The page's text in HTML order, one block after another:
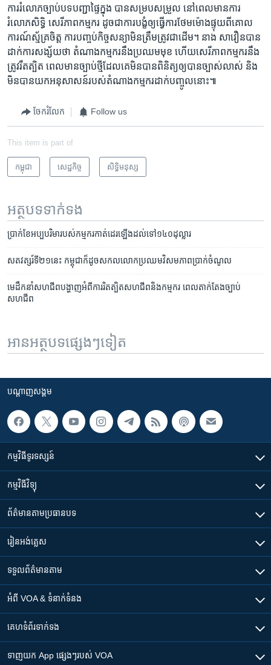
ការ​រំលោភ​ច្បាប់​បទ​បញ្ជា​ផ្ទៃក្នុង ​បាន​សម្រប​សម្រួល ​នៅ​ពេល​មាន​ការ​
រំលោភ​សិទ្ធិ​ សេរីភាពកម្មករ ​ដូចជា​ការ​បង្ខំ​ឲ្យ​ធ្វើការ​ថែមម៉ោង​ផ្ទុយ​ពី​គោល​
ការណ៍​ស្ម័គ្រចិត្ត​ ការ​បញ្ចប់​កិច្ច​សន្យា​មិនត្រឹមត្រូវ​ជាដើម។​ ​នាង សាវឿន​បាន​
ដាក់​ការ​សង្ស័យ​ថា​ តំណាង​កម្មករ​នឹង​ប្រឈម​មុខ​ ហើយ​សេរីភាព​កម្មករ​នឹង​
ត្រូវ​រឹត​ត្បិត​ ពេលមាន​ច្បាប់ថ្មី​ដែល​គេ​មិន​បាន​ពិនិត្យ​ឲ្យ​បាន​ច្បាស់លាស់​ និង​
មិនបាន​យក​អនុសាសន៍​របស់​តំណាង​កម្មករ​ដាក់​បញ្ចូល​នោះ៕
ចែករំលែក Follow us
This item is part of
កម្ពុជា សេដ្ឋកិច្ច សិទ្ធិ​មនុស្ស
អត្ថបទ​ទាក់ទង
ប្រាក់​ខែ​អប្បបរិមា​របស់​កម្មករ​កាត់ដេរ​ឡើង​ដល់​ទៅ​១៤០​ដុល្លារ
សតវត្សរ៍​ទី​២១​នេះ​ កម្ពុជា​ក៏ដូច​សកល​លោក​ប្រឈម​​វិសមភាព​ប្រាក់​ចំណូល
មេដឹកនាំ​សហជីព​បង្ហាញ​អំពី​ការ​រិតត្បិត​សហជីព​និង​កម្មករ​ ពេល​តាក់តែង​ច្បាប់​
សហជីព
អានអត្ថបទផ្សេងៗទៀត
បណ្តាញ​សង្គម
កម្មវិធី​ទូរទស្សន៍
កម្មវិធី​វិទ្យុ
ព័ត៌មាន​តាមប្រធានបទ​
រៀន​​អង់គ្លេស
ទទួល​ព័ត៌មាន​តាម
អំពី​ VOA & ទំនាក់ទំនង
គេហទំព័រ​​ទាក់ទង
ទាញយក​ App ផ្សេងៗ​របស់​ VOA